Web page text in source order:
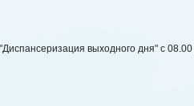
выходного дня" с